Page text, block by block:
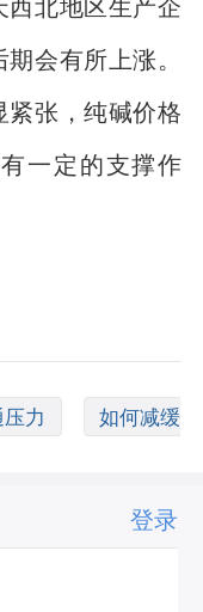
西北地区生产企
会有所上涨。
紧张，纯碱价格
一定的支撑作
力 如何减缓
登录